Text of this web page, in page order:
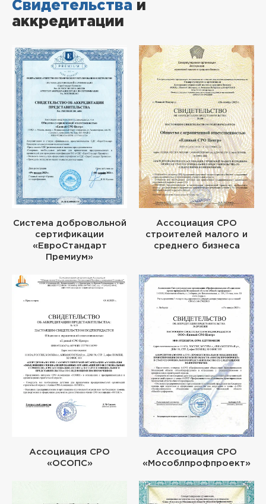
Свидетельства и
аккредитации
Система добровольной
сертификации
«ЕвроСтандарт
Премиум»
Ассоциация СРО
строителей малого и
среднего бизнеса
Ассоциация СРО
«ОСОПС»
Ассоциация СРО
«Мособлпрофпроект»